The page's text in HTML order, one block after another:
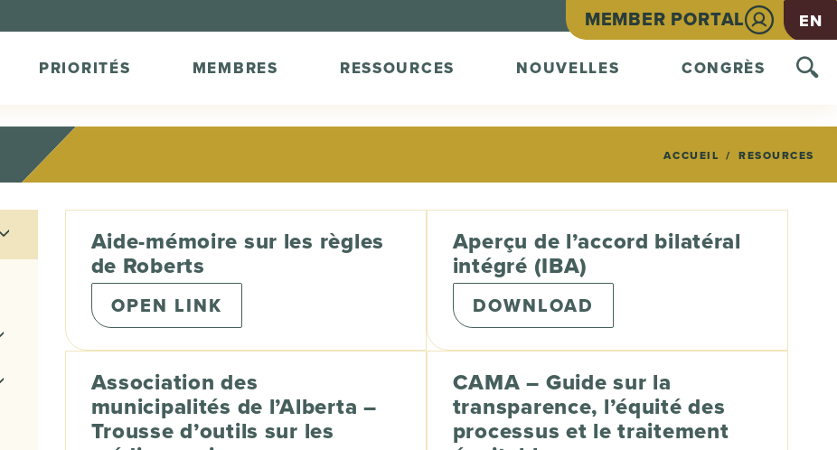
MEMBER PORTAL EN
PRIORITÉS MEMBRES RESSOURCES NOUVELLES CONGRÈS
ACCUEIL RESOURCES
Aide-mémoire sur les règles
de Roberts
OPEN LINK
Aperçu de l’accord bilatéral
intégré (IBA)
DOWNLOAD
Association des
municipalités de l’Alberta –
Trousse d’outils sur les
CAMA – Guide sur la
transparence, l’équité des
processus et le traitement